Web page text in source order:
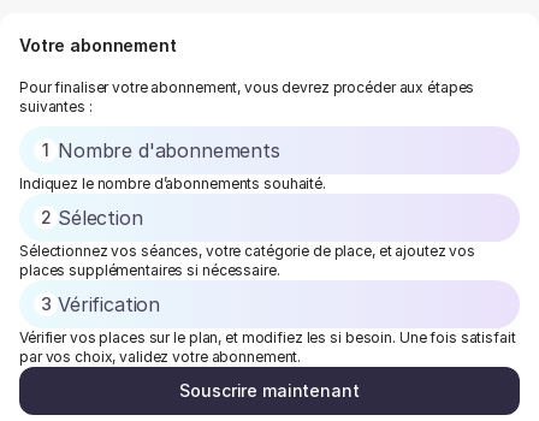
Votre abonnement
Pour finaliser votre abonnement, vous devrez procéder aux étapes
suivantes :
1 Nombre d'abonnements
Indiquez le nombre d’abonnements souhaité.
2 Sélection
Sélectionnez vos séances, votre catégorie de place, et ajoutez vos
places supplémentaires si nécessaire.
3 Vérification
Vérifier vos places sur le plan, et modifiez les si besoin. Une fois satisfait
par vos choix, validez votre abonnement.
Souscrire maintenant